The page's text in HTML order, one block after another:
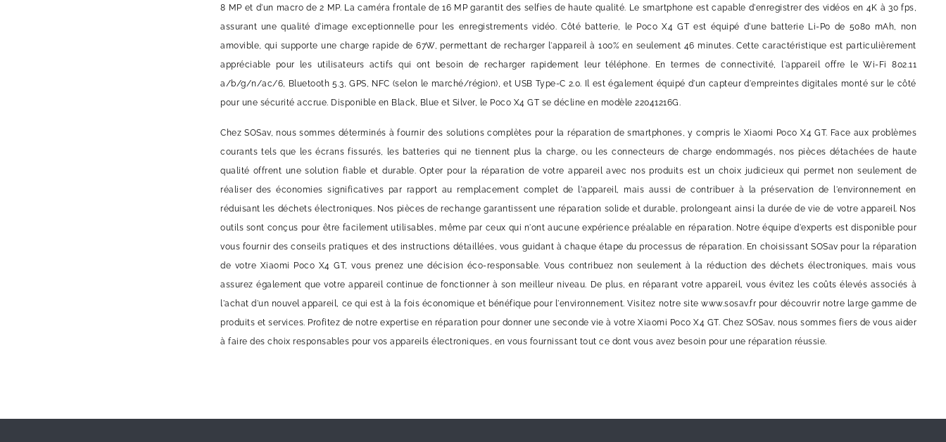
8 MP et d'un macro de 2 MP. La caméra frontale de 16 MP garantit des selfies de haute qualité. Le smartphone est capable d'enregistrer des vidéos en 4K à 30 fps,
assurant une qualité d'image exceptionnelle pour les enregistrements vidéo. Côté batterie, le Poco X4 GT est équipé d'une batterie Li-Po de 5080 mAh, non
amovible, qui supporte une charge rapide de 67W, permettant de recharger l'appareil à 100% en seulement 46 minutes. Cette caractéristique est particulièrement
appréciable pour les utilisateurs actifs qui ont besoin de recharger rapidement leur téléphone. En termes de connectivité, l'appareil offre le Wi-Fi 802.11
a/b/g/n/ac/6, Bluetooth 5.3, GPS, NFC (selon le marché/région), et USB Type-C 2.0. Il est également équipé d'un capteur d'empreintes digitales monté sur le côté
pour une sécurité accrue. Disponible en Black, Blue et Silver, le Poco X4 GT se décline en modèle 22041216G.
Chez SOSav, nous sommes déterminés à fournir des solutions complètes pour la réparation de smartphones, y compris le Xiaomi Poco X4 GT. Face aux problèmes
courants tels que les écrans fissurés, les batteries qui ne tiennent plus la charge, ou les connecteurs de charge endommagés, nos pièces détachées de haute
qualité offrent une solution fiable et durable. Opter pour la réparation de votre appareil avec nos produits est un choix judicieux qui permet non seulement de
réaliser des économies significatives par rapport au remplacement complet de l'appareil, mais aussi de contribuer à la préservation de l'environnement en
réduisant les déchets électroniques. Nos pièces de rechange garantissent une réparation solide et durable, prolongeant ainsi la durée de vie de votre appareil. Nos
outils sont conçus pour être facilement utilisables, même par ceux qui n'ont aucune expérience préalable en réparation. Notre équipe d'experts est disponible pour
vous fournir des conseils pratiques et des instructions détaillées, vous guidant à chaque étape du processus de réparation. En choisissant SOSav pour la réparation
de votre Xiaomi Poco X4 GT, vous prenez une décision éco-responsable. Vous contribuez non seulement à la réduction des déchets électroniques, mais vous
assurez également que votre appareil continue de fonctionner à son meilleur niveau. De plus, en réparant votre appareil, vous évitez les coûts élevés associés à
l'achat d'un nouvel appareil, ce qui est à la fois économique et bénéfique pour l'environnement. Visitez notre site www.sosav.fr pour découvrir notre large gamme de
produits et services. Profitez de notre expertise en réparation pour donner une seconde vie à votre Xiaomi Poco X4 GT. Chez SOSav, nous sommes fiers de vous aider
à faire des choix responsables pour vos appareils électroniques, en vous fournissant tout ce dont vous avez besoin pour une réparation réussie.